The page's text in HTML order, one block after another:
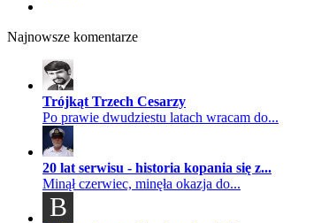
Najnowsze komentarze
Trójkąt Trzech Cesarzy
Po prawie dwudziestu latach wracam do...
20 lat serwisu - historia kopania się z...
Minął czerwiec, minęła okazja do...
B